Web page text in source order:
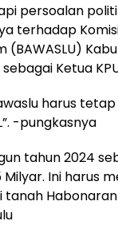
persoalan
terhadap
Ketua
harus
-pungkasnya
tahun 2024
Ini harus